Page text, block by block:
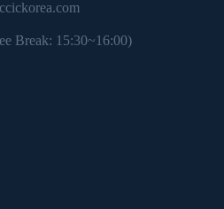
Break: 15:30~16:00)